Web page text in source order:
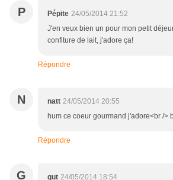
P Pépite 24/05/2014 21:52
J'en veux bien un pour mon petit
confiture de lait, j'adore ça!
Répondre
N natt 24/05/2014 20:55
hum ce coeur gourmand j'adore<br />
Répondre
G gut 24/05/2014 18:54